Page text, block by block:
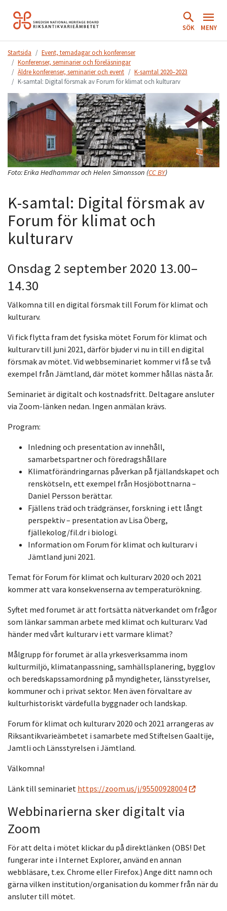
Hoppa
till
SÖK MENY
Startsida
Event, temadagar och konferenser
Konferenser, seminarier och föreläsningar
Äldre konferenser, seminarier och event
K-samtal 2020–2023
K-samtal: Digital försmak av Forum för klimat och kulturarv
Foto:Erika Hedhammar och Helen Simonsson (CC BY)
K-samtal: Digital försmak av
Forum för klimat och
kulturarv
Onsdag 2 september 2020 13.00–
14.30
Välkomna till en digital försmak till Forum för klimat och
kulturarv.
Vi fick flytta fram det fysiska mötet Forum för klimat och
kulturarv till juni 2021, därför bjuder vi nu in till en digital
försmak av mötet. Vid webbseminariet kommer vi få se två
exempel från Jämtland, där mötet kommer hållas nästa år.
Seminariet är digitalt och kostnadsfritt. Deltagare ansluter
via Zoom-länken nedan. Ingen anmälan krävs.
Program:
Inledning och presentation av innehåll,
samarbetspartner och föredragshållare
Klimatförändringarnas påverkan på fjällandskapet och
renskötseln, ett exempel från Hosjöbottnarna –
Daniel Persson berättar.
Fjällens träd och trädgränser, forskning i ett långt
perspektiv – presentation av Lisa Öberg,
fjällekolog/fil.dr i biologi.
Information om Forum för klimat och kulturarv i
Jämtland juni 2021.
Temat för Forum för klimat och kulturarv 2020 och 2021
kommer att vara konsekvenserna av temperaturökning.
Syftet med forumet är att fortsätta nätverkandet om frågor
som länkar samman arbete med klimat och kulturarv. Vad
händer med vårt kulturarv i ett varmare klimat?
Målgrupp för forumet är alla yrkesverksamma inom
kulturmiljö, klimatanpassning, samhällsplanering, bygglov
och beredskapssamordning på myndigheter, länsstyrelser,
kommuner och i privat sektor. Men även förvaltare av
kulturhistoriskt värdefulla byggnader och landskap.
Forum för klimat och kulturarv 2020 och 2021 arrangeras av
Riksantikvarieämbetet i samarbete med Stiftelsen Gaaltije,
Jamtli och Länsstyrelsen i Jämtland.
Välkomna!
Länk till seminariet https://zoom.us/j/95500928004
Webbinarierna sker digitalt via
Zoom
För att delta i mötet klickar du på direktlänken (OBS! Det
fungerar inte i Internet Explorer, använd en annan
webbläsare, t.ex. Chrome eller Firefox.) Ange ditt namn och
gärna vilken institution/organisation du kommer från när du
ansluter till mötet.